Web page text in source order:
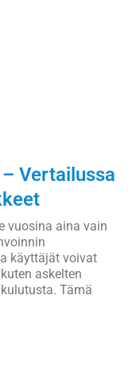
Vertailussa
vuosina aina vain
käyttäjät voivat
askelten
Tämä